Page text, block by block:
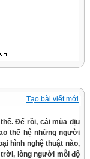
Tạo bài viết mới
Để rồi, cái mùa dịu
thế hệ những người
hình nghệ thuật nào,
lòng người mỗi độ